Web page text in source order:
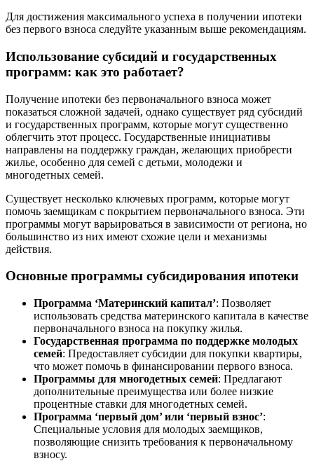
Для достижения максимального успеха в получении ипотеки
без первого взноса следуйте указанным выше рекомендациям.
Использование субсидий и государственных
программ: как это работает?
Получение ипотеки без первоначального взноса может
показаться сложной задачей, однако существует ряд субсидий
и государственных программ, которые могут существенно
облегчить этот процесс. Государственные инициативы
направлены на поддержку граждан, желающих приобрести
жилье, особенно для семей с детьми, молодежи и
многодетных семей.
Существует несколько ключевых программ, которые могут
помочь заемщикам с покрытием первоначального взноса. Эти
программы могут варьироваться в зависимости от региона, но
большинство из них имеют схожие цели и механизмы
действия.
Основные программы субсидирования ипотеки
Программа ‘Материнский капитал’: Позволяет
использовать средства материнского капитала в качестве
первоначального взноса на покупку жилья.
Государственная программа по поддержке молодых
семей: Предоставляет субсидии для покупки квартиры,
что может помочь в финансировании первого взноса.
Программы для многодетных семей: Предлагают
дополнительные преимущества или более низкие
процентные ставки для многодетных семей.
Программа ‘первый дом’ или ‘первый взнос’:
Специальные условия для молодых заемщиков,
позволяющие снизить требования к первоначальному
взносу.